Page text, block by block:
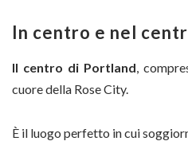
In centro e nel
Il centro di Portland,
cuore della Rose City.
È il luogo perfetto in cui